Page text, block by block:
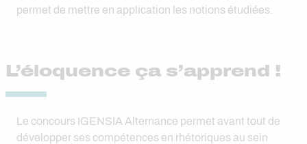
permet de mettre en application les notions étudiées.
L’éloquence ça s’apprend !
Le concours IGENSIA Alternance permet avant tout de
développer ses compétences en rhétoriques au sein